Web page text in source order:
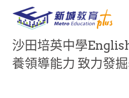
沙田培英中學
養領導能力 致力發